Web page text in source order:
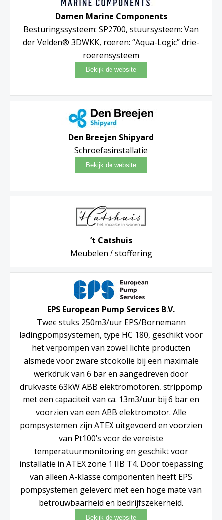
Damen Marine Components
Besturingssysteem: SP2700, stuursysteem: Van
der Velden® 3DWKK, roeren: “Aqua-Logic” drie-
roerensysteem
Den Breejen Shipyard
Schroefasinstallatie
’t Catshuis
Meubelen / stoffering
EPS European Pump Services B.V.
Twee stuks 250m3/uur EPS/Bornemann
ladingpompsystemen, type HC 180, geschikt voor
het verpompen van zowel lichte producten
alsmede voor zware stookolie bij een maximale
werkdruk van 6 bar en aangedreven door
drukvaste 63kW ABB elektromotoren, strippomp
met een capaciteit van ca. 13m3/uur bij 6 bar en
voorzien van een ABB elektromotor. Alle
pompsystemen zijn ATEX uitgevoerd en voorzien
van Pt100’s voor de vereiste
temperatuurmonitoring en geschikt voor
installatie in ATEX zone 1 IIB T4. Door toepassing
van alleen A-klasse componenten heeft EPS
pompsystemen geleverd met een hoge mate van
betrouwbaarheid en bedrijfszekerheid.